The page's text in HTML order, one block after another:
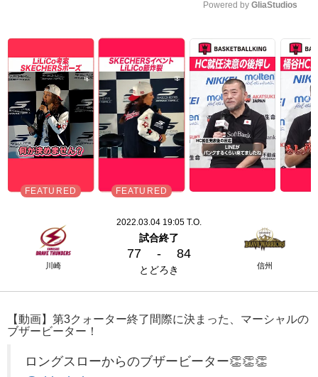
Powered by GliaStudios
川崎
2022.03.04 19:05 T.O.
試合終了
77 - 84
とどろき 信州
【動画】第3クォーター終了間際に決まった、マーシャルの
ブザービーター！
ロングスローからのブザービーター👏👏👏